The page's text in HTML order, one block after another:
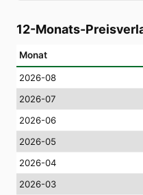
12-Monats-
Monat
2026-08
2026-07
2026-06
2026-05
2026-04
2026-03